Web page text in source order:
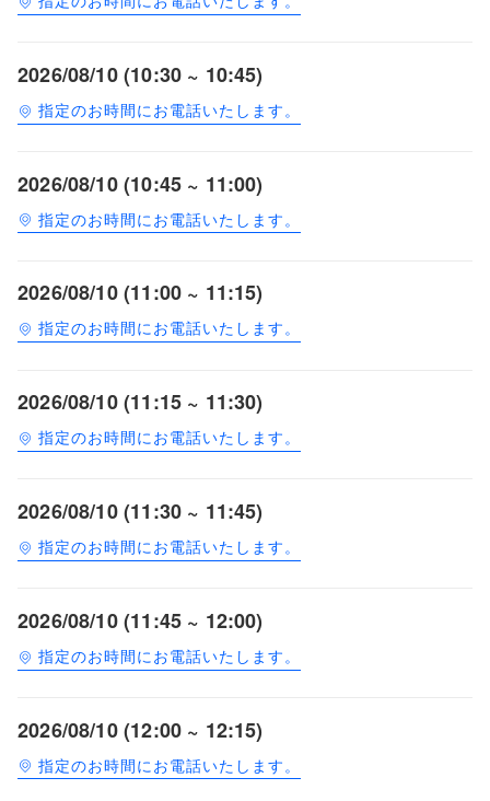
2026/08/10 (10:30 ~ 10:45)
指定のお時間にお電話いたします。
2026/08/10 (10:45 ~ 11:00)
指定のお時間にお電話いたします。
2026/08/10 (11:00 ~ 11:15)
指定のお時間にお電話いたします。
2026/08/10 (11:15 ~ 11:30)
指定のお時間にお電話いたします。
2026/08/10 (11:30 ~ 11:45)
指定のお時間にお電話いたします。
2026/08/10 (11:45 ~ 12:00)
指定のお時間にお電話いたします。
2026/08/10 (12:00 ~ 12:15)
指定のお時間にお電話いたします。